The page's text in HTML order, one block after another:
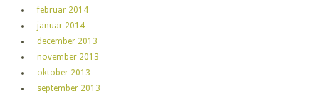
februar 2014
januar 2014
december 2013
november 2013
oktober 2013
september 2013